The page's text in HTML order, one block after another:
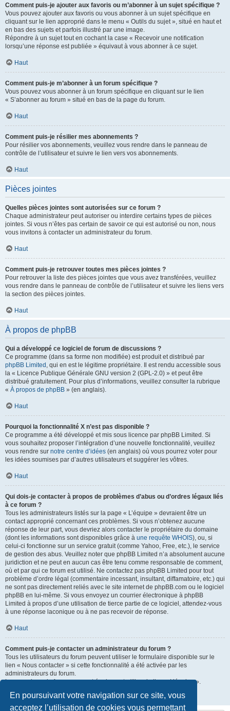
En poursuivant votre navigation sur ce site, vous
acceptez l’utilisation de cookies vous permettant
Comment puis-je ajouter aux favoris ou m’abonner à un sujet spécifique ?
Vous pouvez ajouter aux favoris ou vous abonner à un sujet spécifique en
cliquant sur le lien approprié dans le menu « Outils du sujet », situé en haut et
en bas des sujets et parfois illustré par une image.
Répondre à un sujet tout en cochant la case « Recevoir une notification
lorsqu’une réponse est publiée » équivaut à vous abonner à ce sujet.
Haut
Comment puis-je m’abonner à un forum spécifique ?
Vous pouvez vous abonner à un forum spécifique en cliquant sur le lien
« S’abonner au forum » situé en bas de la page du forum.
Haut
Comment puis-je résilier mes abonnements ?
Pour résilier vos abonnements, veuillez vous rendre dans le panneau de
contrôle de l’utilisateur et suivre le lien vers vos abonnements.
Haut
Pièces jointes
Quelles pièces jointes sont autorisées sur ce forum ?
Chaque administrateur peut autoriser ou interdire certains types de pièces
jointes. Si vous n’êtes pas certain de savoir ce qui est autorisé ou non, nous
vous invitons à contacter un administrateur du forum.
Haut
Comment puis-je retrouver toutes mes pièces jointes ?
Pour retrouver la liste des pièces jointes que vous avez transférées, veuillez
vous rendre dans le panneau de contrôle de l’utilisateur et suivre les liens vers
la section des pièces jointes.
Haut
À propos de phpBB
Qui a développé ce logiciel de forum de discussions ?
Ce programme (dans sa forme non modifiée) est produit et distribué par
phpBB Limited , qui en est le légitime propriétaire. Il est rendu accessible sous
la « Licence Publique Générale GNU version 2 (GPL-2.0) » et peut être
distribué gratuitement. Pour plus d’informations, veuillez consulter la rubrique
« À propos de phpBB » (en anglais).
Haut
Pourquoi la fonctionnalité X n’est pas disponible ?
Ce programme a été développé et mis sous licence par phpBB Limited. Si
vous souhaitez proposer l’intégration d’une nouvelle fonctionnalité, veuillez
vous rendre sur notre centre d’idées (en anglais) où vous pourrez voter pour
les idées soumises par d’autres utilisateurs et suggérer les vôtres.
Haut
Qui dois-je contacter à propos de problèmes d’abus ou d’ordres légaux liés
à ce forum ?
Tous les administrateurs listés sur la page « L’équipe » devraient être un
contact approprié concernant ces problèmes. Si vous n’obtenez aucune
réponse de leur part, vous devriez alors contacter le propriétaire du domaine
(dont les informations sont disponibles grâce à une requête WHOIS), ou, si
celui-ci fonctionne sur un service gratuit (comme Yahoo, Free, etc.), le service
de gestion des abus. Veuillez noter que phpBB Limited n’a absolument aucune
juridiction et ne peut en aucun cas être tenu comme responsable de comment,
où et par qui ce forum est utilisé. Ne contactez pas phpBB Limited pour tout
problème d’ordre légal (commentaire incessant, insultant, diffamatoire, etc.) qui
ne sont pas directement reliés avec le site internet de phpBB.com ou le logiciel
phpBB en lui-même. Si vous envoyez un courrier électronique à phpBB
Limited à propos d’une utilisation de tierce partie de ce logiciel, attendez-vous
à une réponse laconique ou à ne pas recevoir de réponse.
Haut
Comment puis-je contacter un administrateur du forum ?
Tous les utilisateurs du forum peuvent utiliser le formulaire disponible sur le
lien « Nous contacter » si cette fonctionnalité a été activée par les
administrateurs du forum.
Les membres du forum peuvent également utiliser le lien « L’équipe ».
Haut